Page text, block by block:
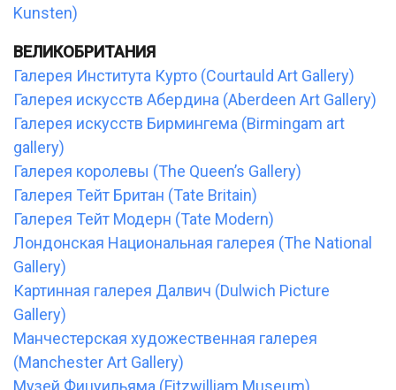
Kunsten)
ВЕЛИКОБРИТАНИЯ
Галерея Института Курто (Courtauld Art Gallery)
Галерея искусств Абердина (Aberdeen Art Gallery)
Галерея искусств Бирмингема (Birmingam art
gallery)
Галерея королевы (The Queen’s Gallery)
Галерея Тейт Британ (Tate Britain)
Галерея Тейт Модерн (Tate Modern)
Лондонская Национальная галерея (The National
Gallery)
Картинная галерея Далвич (Dulwich Picture
Gallery)
Манчестерская художественная галерея
(Manchester Art Gallery)
Музей Фицуильяма (Fitzwilliam Museum)